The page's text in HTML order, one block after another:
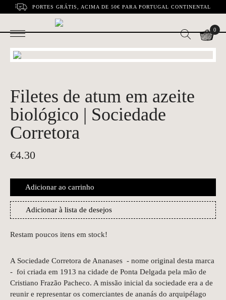
PORTES GRÁTIS, ACIMA DE 50€ PARA PORTUGAL CONTINENTAL
0
Filetes de atum em azeite
biológico | Sociedade
Corretora
€4.30
Adicionar ao carrinho
Adicionar à lista de desejos
Restam poucos itens em stock!
A Sociedade Corretora de Ananases - nome original desta marca
- foi criada em 1913 na cidade de Ponta Delgada pela mão de
Cristiano Frazão Pacheco. A missão inicial da sociedade era a de
reunir e representar os comerciantes de ananás do arquipélago